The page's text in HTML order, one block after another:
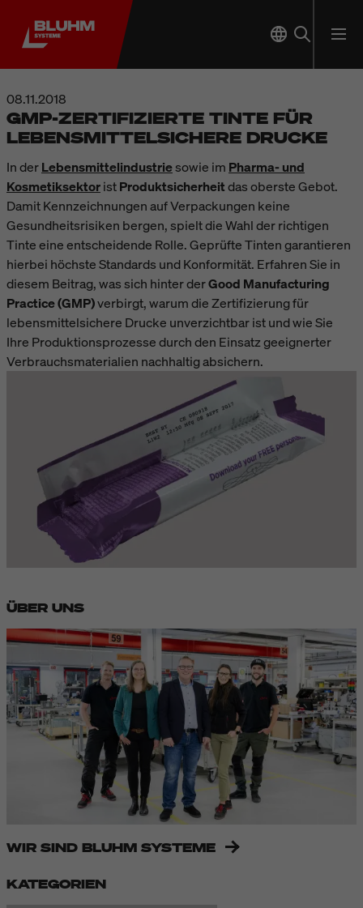
08.11.2018
GMP-ZERTIFIZIERTE TINTE FÜR
LEBENSMITTELSICHERE DRUCKE
In derLebensmittelindustriesowie im Pharma- und
KosmetiksektoristProduktsicherheitdas oberste Gebot.
Damit Kennzeichnungen auf Verpackungen keine
Gesundheitsrisiken bergen, spielt die Wahl der richtigen
Tinte eine entscheidende Rolle. Geprüfte Tinten garantieren
hierbei höchste Standards und Konformität. Erfahren Sie in
diesem Beitrag, was sich hinter derGood Manufacturing
Practice (GMP)verbirgt, warum die Zertifizierung für
lebensmittelsichere Drucke unverzichtbar ist und wie Sie
Ihre Produktionsprozesse durch den Einsatz geeignerter
Verbrauchsmaterialien nachhaltig absichern.
ÜBER UNS
WIR SIND BLUHM SYSTEME
KATEGORIEN